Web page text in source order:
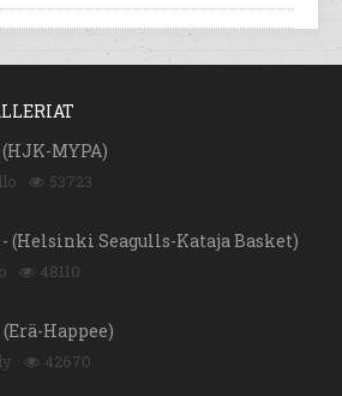
(HJK-MYPA)
53723
- (Helsinki Seagulls-Kataja Basket)
48110
(Erä-Happee)
42670